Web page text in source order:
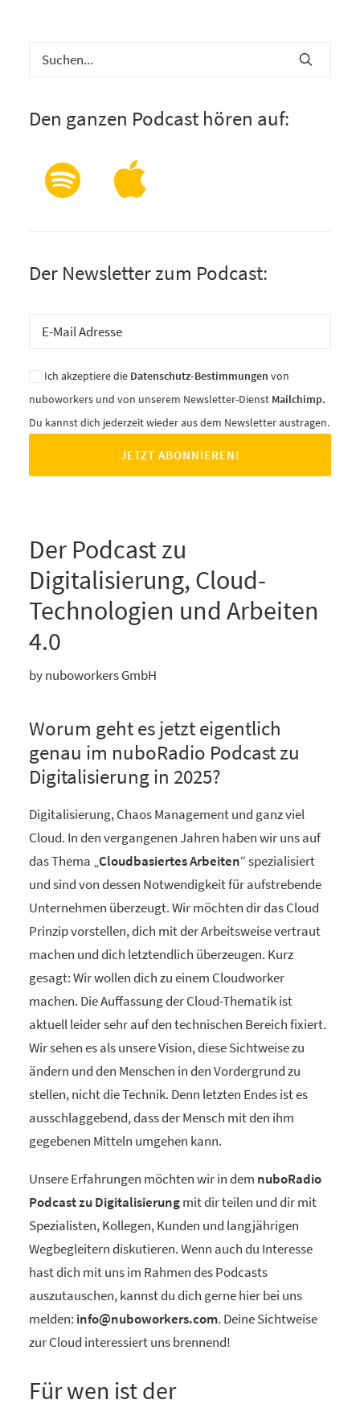
Den ganzen Podcast hören auf:
Der Newsletter zum Podcast:
Ich akzeptiere die Datenschutz-Bestimmungen von
nuboworkers und von unserem Newsletter-Dienst Mailchimp.
Du kannst dich jederzeit wieder aus dem Newsletter austragen.
Der Podcast zu
Digitalisierung, Cloud-
Technologien und Arbeiten
4.0
by nuboworkers GmbH
Worum geht es jetzt eigentlich
genau im nuboRadio Podcast zu
Digitalisierung in 2025?
Digitalisierung, Chaos Management und ganz viel
Cloud. In den vergangenen Jahren haben wir uns auf
das Thema „Cloudbasiertes Arbeiten“ spezialisiert
und sind von dessen Notwendigkeit für aufstrebende
Unternehmen überzeugt. Wir möchten dir das Cloud
Prinzip vorstellen, dich mit der Arbeitsweise vertraut
machen und dich letztendlich überzeugen. Kurz
gesagt: Wir wollen dich zu einem Cloudworker
machen. Die Auffassung der Cloud-Thematik ist
aktuell leider sehr auf den technischen Bereich fixiert.
Wir sehen es als unsere Vision, diese Sichtweise zu
ändern und den Menschen in den Vordergrund zu
stellen, nicht die Technik. Denn letzten Endes ist es
ausschlaggebend, dass der Mensch mit den ihm
gegebenen Mitteln umgehen kann.
Unsere Erfahrungen möchten wir in dem nuboRadio
Podcast zu Digitalisierungmit dir teilen und dir mit
Spezialisten, Kollegen, Kunden und langjährigen
Wegbegleitern diskutieren. Wenn auch du Interesse
hast dich mit uns im Rahmen des Podcasts
auszutauschen, kannst du dich gerne hier bei uns
melden: info@nuboworkers.com. Deine Sichtweise
zur Cloud interessiert uns brennend!
Für wen ist der